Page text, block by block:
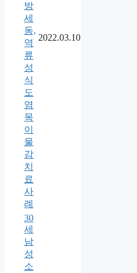
방
세
동,
역
류
성
식
도
염
목
이
물
감
치
료
사
례
2022.03.10
30
세
남
성
소